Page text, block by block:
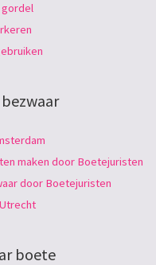
gordel
maken door Boetejuristen
door Boetejuristen
boete